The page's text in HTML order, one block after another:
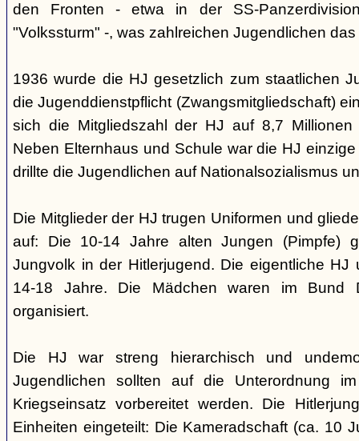
den Fronten - etwa in der SS-
"Volkssturm" -, was zahlreichen Jugendlichen
1936 wurde die HJ gesetzlich zum staatlichen
die Jugenddienstpflicht (Zwangsmitgliedschaft)
sich die Mitgliedszahl der HJ auf 8,7 Millionen
Neben Elternhaus und Schule war die HJ
drillte die Jugendlichen auf Nationalsozialismus
Die Mitglieder der HJ trugen Uniformen und
auf: Die 10-14 Jahre alten Jungen (Pimpfe)
Jungvolk in der Hitlerjugend. Die eigentliche HJ
14-18 Jahre. Die Mädchen waren im Bund
organisiert.
Die HJ war streng hierarchisch und
Jugendlichen sollten auf die Unterordnung
Kriegseinsatz vorbereitet werden. Die
Einheiten eingeteilt: Die Kameradschaft (ca. 10